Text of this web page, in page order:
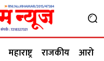
महाराष्ट्र राजकीय आरोग्य